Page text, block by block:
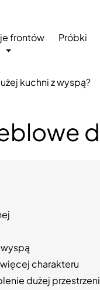
frontów Próbki
kuchni z wyspą?
charakteru
dużej przestrzeni